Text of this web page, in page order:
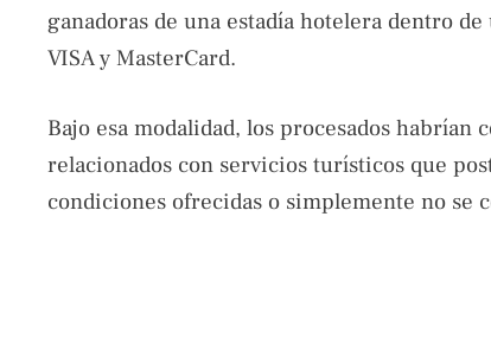
ganadoras de una estadía hotelera dentro
VISA y MasterCard.
Bajo esa modalidad, los procesados habrían
relacionados con servicios turísticos que
condiciones ofrecidas o simplemente no se